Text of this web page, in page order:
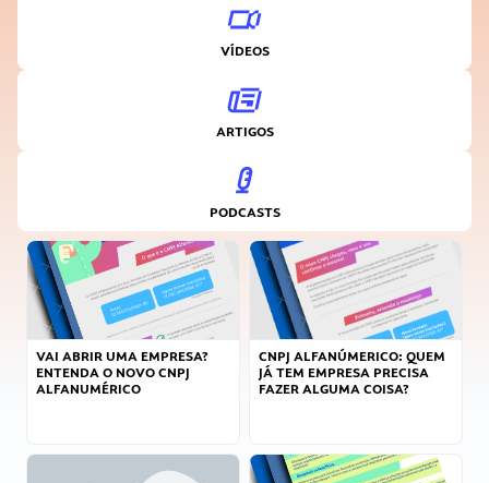
VÍDEOS
ARTIGOS
PODCASTS
VAI ABRIR UMA EMPRESA?
ENTENDA O NOVO CNPJ
ALFANUMÉRICO
CNPJ ALFANÚMERICO: QUEM
JÁ TEM EMPRESA PRECISA
FAZER ALGUMA COISA?